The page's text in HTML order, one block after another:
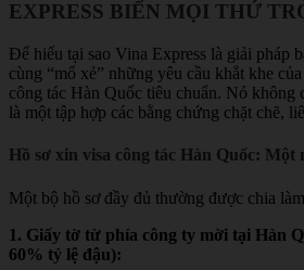
EXPRESS BIẾN MỌI THỨ
Để hiểu tại sao Vina Express là giải pháp
cùng “mổ xẻ” những yêu cầu khắt khe
công tác Hàn Quốc tiêu chuẩn. Nó không
là một tập hợp các bằng chứng chặt chẽ,
Hồ sơ xin visa công tác Hàn Quốc:
Một bộ hồ sơ đầy đủ thường được chia
1. Giấy tờ từ phía công ty mời tại Hàn
60% tỷ lệ đậu):